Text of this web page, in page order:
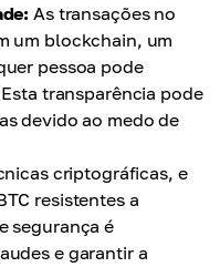
As transações no
um blockchain, um
pessoa pode
transparência pode
devido ao medo de
criptográficas, e
resistentes a
segurança é
e garantir a